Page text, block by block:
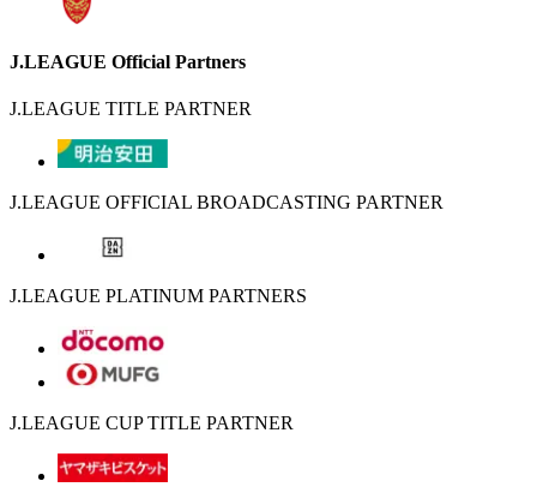
J.LEAGUE Official Partners
J.LEAGUE TITLE PARTNER
J.LEAGUE OFFICIAL BROADCASTING PARTNER
J.LEAGUE PLATINUM PARTNERS
J.LEAGUE CUP TITLE PARTNER